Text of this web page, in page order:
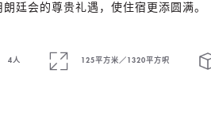
廷会的尊贵礼遇，使住宿更添圆满。
4人 125平方米／1320平方呎